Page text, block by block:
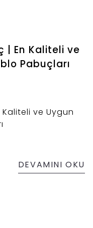
| En Kaliteli ve
Pabuçları
Kaliteli ve Uygun
DEVAMINI OKU